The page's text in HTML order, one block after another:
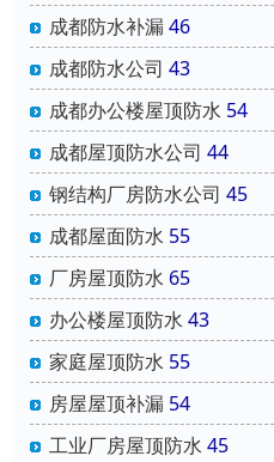
成都防水补漏46
成都防水公司 43
成都办公楼屋顶防水 54
成都屋顶防水公司 44
钢结构厂房防水公司 45
成都屋面防水 55
厂房屋顶防水 65
办公楼屋顶防水 43
家庭屋顶防水 55
房屋屋顶补漏 54
工业厂房屋顶防水 45